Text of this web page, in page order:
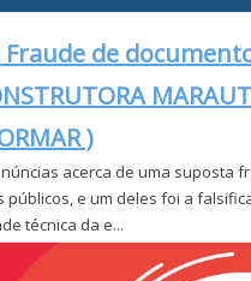
Fraude de
)
acerca de uma suposta
públicos, e um deles foi a
técnica da e...